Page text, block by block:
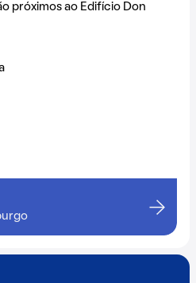
próximos ao Edifício Don